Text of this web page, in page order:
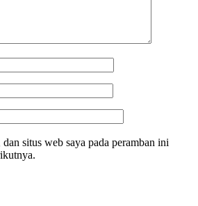
situs web saya pada peramban ini